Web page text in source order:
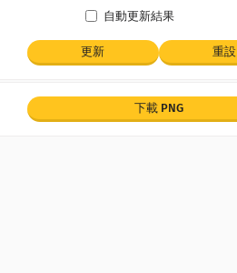
自動更新結果
更新 重設
下載 PNG